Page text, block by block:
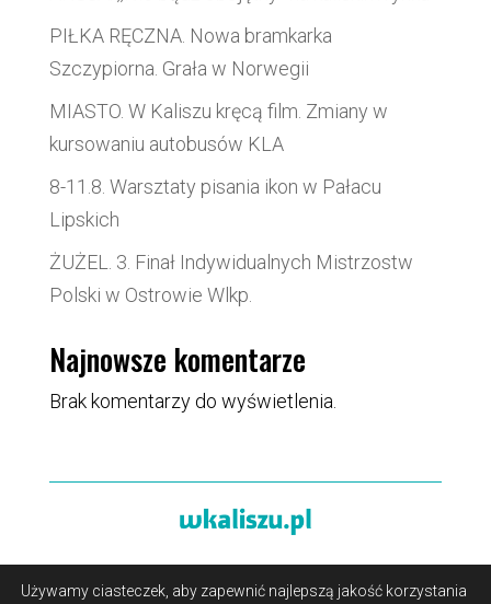
PIŁKA RĘCZNA. Nowa bramkarka
Szczypiorna. Grała w Norwegii
MIASTO. W Kaliszu kręcą film. Zmiany w
kursowaniu autobusów KLA
8-11.8. Warsztaty pisania ikon w Pałacu
Lipskich
ŻUŻEL. 3. Finał Indywidualnych Mistrzostw
Polski w Ostrowie Wlkp.
Najnowsze komentarze
Brak komentarzy do wyświetlenia.
O portalu/Reklama/ Polityka prywatności i pliki cookies
Używamy ciasteczek, aby zapewnić najlepszą jakość korzystania